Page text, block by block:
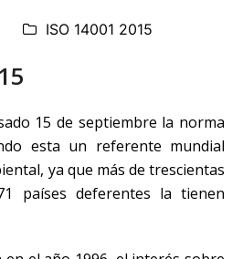
ISO 14001 2015
15 de septiembre la norma
esta un referente mundial
ya que más de trescientas
países deferentes la tienen